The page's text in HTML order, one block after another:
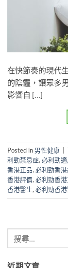
在快節奏的現代
的陰霾，讓眾多
影響自 […]
Posted in 男性健康
利勁禁忌症,必利勁
香港正品,必利勁香
香港評價,必利勁香
香港醫生,必利勁香
近期文章